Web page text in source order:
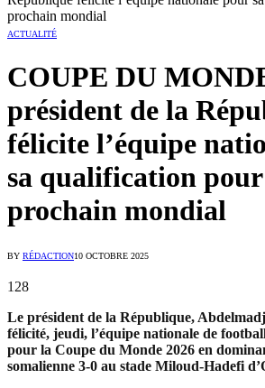
prochain mondial
ACTUALITÉ
COUPE DU
président de la
félicite l’équipe
sa qualification
prochain mondial
BY RÉDACTION10 OCTOBRE 2025
128
Le président de la République,
félicité, jeudi, l’équipe nationale de
pour la Coupe du Monde 2026 en
somalienne 3-0 au stade Miloud-Hadefi